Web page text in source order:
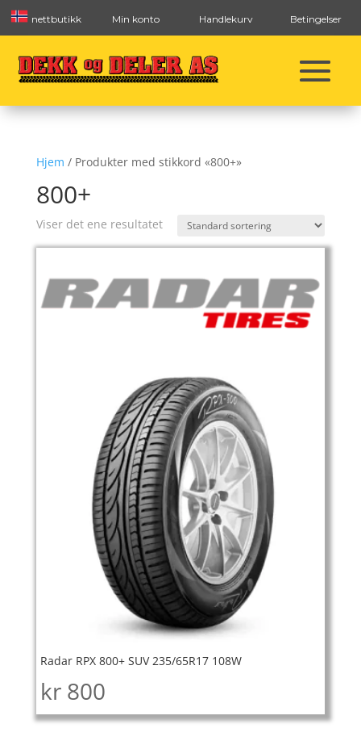
nettbutikk Min konto Handlekurv Betingelser
Hjem / Produkter med stikkord «800+»
800+
Viser det ene resultatet
Radar RPX 800+ SUV 235/65R17 108W
kr 800